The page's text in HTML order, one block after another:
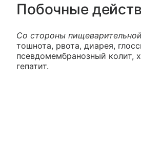
Побочные
Со стороны
тошнота, рвота, диарея,
псевдомембранозный колит,
гепатит.